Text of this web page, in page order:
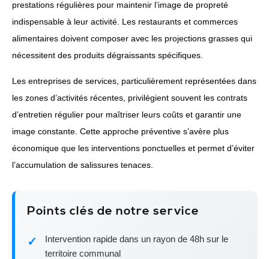
prestations régulières pour maintenir l’image de propreté
indispensable à leur activité. Les restaurants et commerces
alimentaires doivent composer avec les projections grasses qui
nécessitent des produits dégraissants spécifiques.
Les entreprises de services, particulièrement représentées dans
les zones d’activités récentes, privilégient souvent les contrats
d’entretien régulier pour maîtriser leurs coûts et garantir une
image constante. Cette approche préventive s’avère plus
économique que les interventions ponctuelles et permet d’éviter
l’accumulation de salissures tenaces.
Points clés de notre service
Intervention rapide dans un rayon de 48h sur le
territoire communal